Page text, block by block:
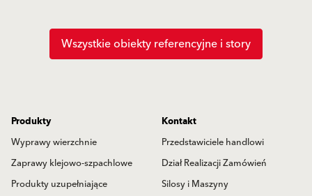
Wszystkie obiekty referencyjne i story
Produkty
Wyprawy wierzchnie
Zaprawy klejowo-szpachlowe
Produkty uzupełniające
Kontakt
Przedstawiciele handlowi
Dział Realizacji Zamówień
Silosy i Maszyny